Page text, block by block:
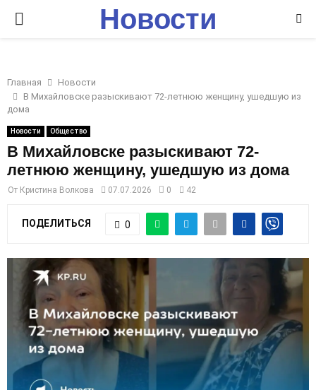
P
I
M
A
E
N
Новости
Главная
Новости
В Михайловске разыскивают 72-летнюю женщину, ушедшую из
дома
Новости Общество
В Михайловске разыскивают 72-
летнюю женщину, ушедшую из дома
От Кристина Волкова 07.07.2026 0 42
ПОДЕЛИТЬСЯ 0